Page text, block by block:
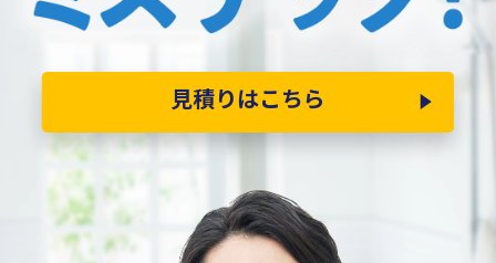
見積りはこちら